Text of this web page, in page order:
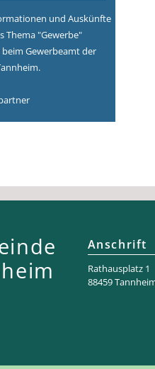
und Auskünfte
Thema "Gewerbe"
beim Gewerbeamt der
Anschrift
Rathaus­platz 1
88459